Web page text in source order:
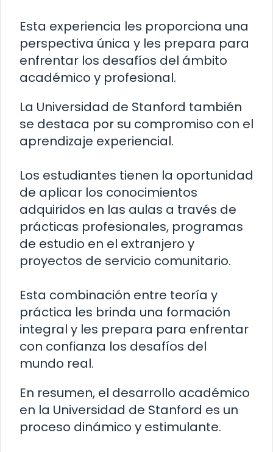
Esta experiencia les proporciona una
perspectiva única y les prepara para
enfrentar los desafíos del ámbito
académico y profesional.
La Universidad de Stanford también
se destaca por su compromiso con el
aprendizaje experiencial.
Los estudiantes tienen la oportunidad
de aplicar los conocimientos
adquiridos en las aulas a través de
prácticas profesionales, programas
de estudio en el extranjero y
proyectos de servicio comunitario.
Esta combinación entre teoría y
práctica les brinda una formación
integral y les prepara para enfrentar
con confianza los desafíos del
mundo real.
En resumen, el desarrollo académico
en la Universidad de Stanford es un
proceso dinámico y estimulante.